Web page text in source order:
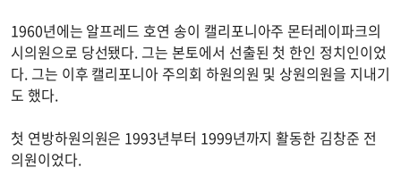
1960년에는 알프레드 호연 송이 캘리포니아주 몬터레이파크의
시의원으로 당선됐다. 그는 본토에서 선출된 첫 한인 정치인이었
다. 그는 이후 캘리포니아 주의회 하원의원 및 상원의원을 지내기
도 했다.
첫 연방하원의원은 1993년부터 1999년까지 활동한 김창준 전
의원이었다.